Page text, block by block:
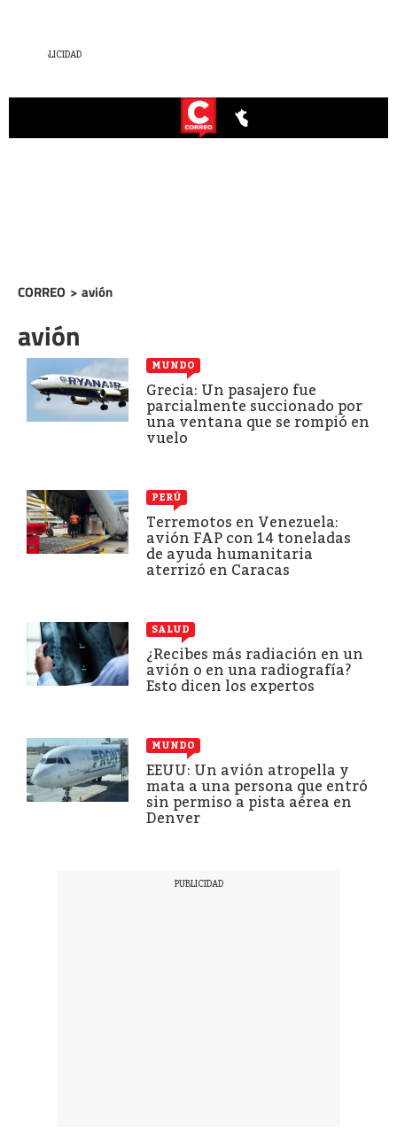
CORREO > avión
avión
MUNDO
Grecia: Un pasajero fue
parcialmente succionado por
una ventana que se rompió en
vuelo
PERÚ
Terremotos en Venezuela:
avión FAP con 14 toneladas
de ayuda humanitaria
aterrizó en Caracas
SALUD
¿Recibes más radiación en un
avión o en una radiografía?
Esto dicen los expertos
MUNDO
EEUU: Un avión atropella y
mata a una persona que entró
sin permiso a pista aérea en
Denver